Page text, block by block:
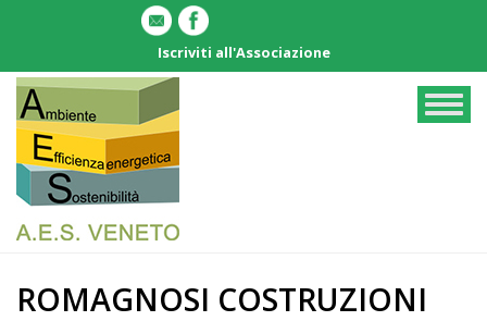
contenuto
principale
Iscriviti all'Associazione
ROMAGNOSI COSTRUZIONI